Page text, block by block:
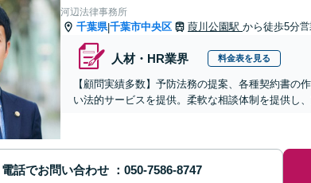
河辺法律事務所
千葉県|千葉市中央区 葭川公園駅 から徒歩5分営
人材・HR業界 料金表を見る
【顧問実績多数】予防法務の提案、各種契約書
い法的サービスを提供。柔軟な相談体制を提供し
電話でお問い合わせ